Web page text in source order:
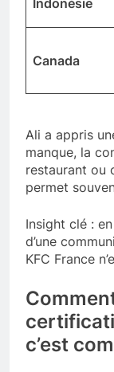
Indonésie
Canada
Ali a appris
manque, la
restaurant ou
permet
Insight clé : en
d’une
KFC France
c’est